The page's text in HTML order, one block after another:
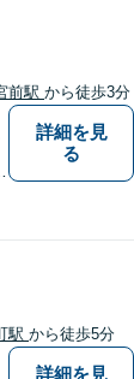
前駅 から徒歩3分
詳細を見
る
駅 から徒歩5分
詳細を見